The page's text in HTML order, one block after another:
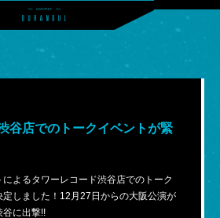
谷店でのトークイベントが緊
よるタワーレコード渋谷店でのトーク
定しました！12月27日からの大阪公演が
谷に出撃!!